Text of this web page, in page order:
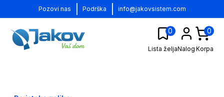
Pozovi nas Podrška info@jakovsistem.com
0
Lista željaNalog
0
Korpa